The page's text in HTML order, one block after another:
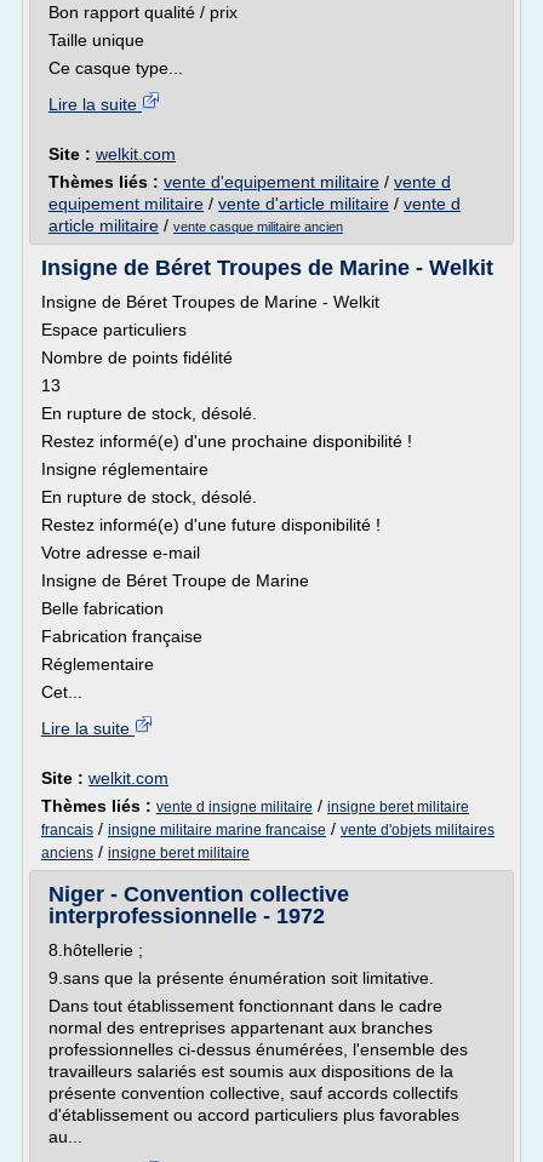
Bon rapport qualité / prix
Taille unique
Ce casque type...
Lire la suite
Site : welkit.com
Thèmes liés : vente d'equipement militaire / vente d
equipement militaire / vente d'article militaire / vente d
article militaire / vente casque militaire ancien
Insigne de Béret Troupes de Marine - Welkit
Insigne de Béret Troupes de Marine - Welkit
Espace particuliers
Nombre de points fidélité
13
En rupture de stock, désolé.
Restez informé(e) d'une prochaine disponibilité !
Insigne réglementaire
En rupture de stock, désolé.
Restez informé(e) d'une future disponibilité !
Votre adresse e-mail
Insigne de Béret Troupe de Marine
Belle fabrication
Fabrication française
Réglementaire
Cet...
Lire la suite
Site : welkit.com
Thèmes liés : vente d insigne militaire / insigne beret militaire
francais / insigne militaire marine francaise / vente d'objets militaires
anciens / insigne beret militaire
Niger - Convention collective
interprofessionnelle - 1972
8.hôtellerie ;
9.sans que la présente énumération soit limitative.
Dans tout établissement fonctionnant dans le cadre
normal des entreprises appartenant aux branches
professionnelles ci-dessus énumérées, l'ensemble des
travailleurs salariés est soumis aux dispositions de la
présente convention collective, sauf accords collectifs
d'établissement ou accord particuliers plus favorables
au...